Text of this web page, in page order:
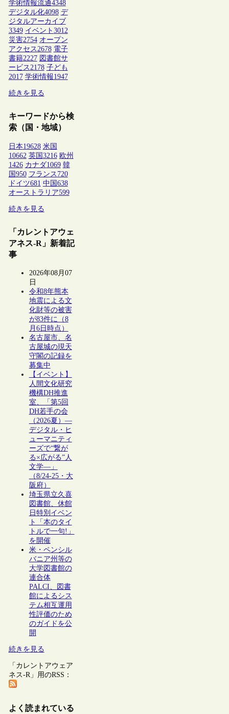
学術情報流通4348
デジタル化4098 デ
ジタルアーカイブ
3349 イベント 3012
災害2754 オープン
アクセス2678 電子
書籍2227 図書館サ
ービス2178 子ども
2017 学術情報1947
続きを見る
キーワードから検
索（国・地域）
日本19628 米国
10662 英国3216 欧州
1426 カナダ1069 韓
国950 フランス 720
ドイツ681 中国638
オーストラリア599
続きを見る
「カレントアウェ
アネス-R」新着記
事
2026年08月07
日
令和8年熊本
地震による文
化財等の被害
が83件に（8
月6日時点）
名古屋市、名
古屋城の現天
守閣の記録を
募集中
【イベント】
人間文化研究
機構DH推進
室、「第5回
DH若手の会
（2026夏）―
デジタル・ヒ
ューマニティ
ーズで“繋が
る×広がる”人
文学―」
（8/24-25・大
阪府）
埼玉県立久喜
図書館、休館
日特別イベン
ト「本のタイ
トルで一句!」
を開催
米・ペンシル
バニア州等の
大学図書館の
連合体
PALCI、図書
館によるシス
テム相互運用
性評価のため
のガイドを公
開
続きを見る
「カレントアウェア
ネス-R」用のRSS：
よく読まれている